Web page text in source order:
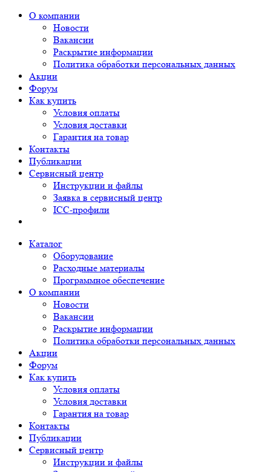
О компании
Новости
Вакансии
Раскрытие информации
Политика обработки персональных данных
Акции
Форум
Как купить
Условия оплаты
Условия доставки
Гарантия на товар
Контакты
Публикации
Сервисный центр
Инструкции и файлы
Заявка в сервисный центр
ICC-профили
Каталог
Оборудование
Расходные материалы
Программное обеспечение
О компании
Новости
Вакансии
Раскрытие информации
Политика обработки персональных данных
Акции
Форум
Как купить
Условия оплаты
Условия доставки
Гарантия на товар
Контакты
Публикации
Сервисный центр
Инструкции и файлы